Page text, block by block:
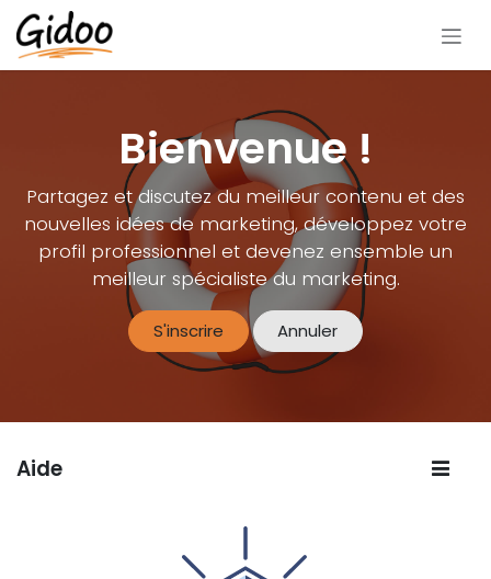
Se rendre au contenu
Bienvenue !
Partagez et discutez du meilleur contenu et des
nouvelles idées de marketing, développez votre
profil professionnel et devenez ensemble un
meilleur spécialiste du marketing.
S'inscrire Annuler
Aide